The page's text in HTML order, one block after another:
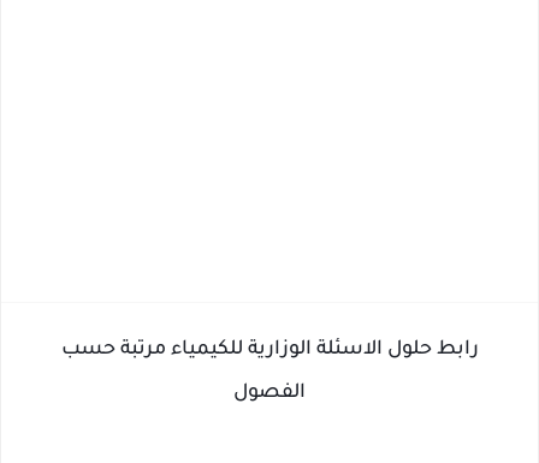
رابط حلول الاسئلة الوزارية للكيمياء مرتبة حسب
الفصول